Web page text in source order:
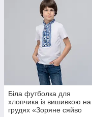
Біла футболка для
хлопчика із вишивкою на
грудях «Зоряне сяйво